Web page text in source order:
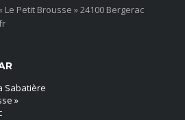
Petit Brousse » 24100 Bergerac
Sabatière
»